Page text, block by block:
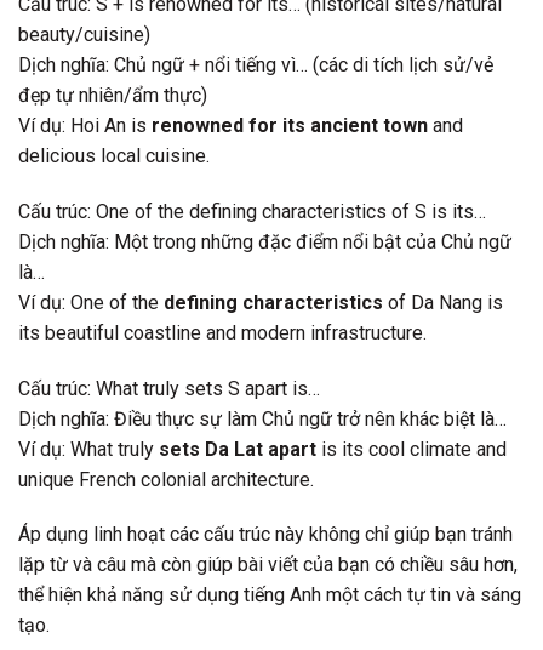
beauty/cuisine)
Dịch nghĩa: Chủ ngữ + nổi tiếng vì… (các di tích lịch sử/vẻ
đẹp tự nhiên/ẩm thực)
Ví dụ: Hoi An is renowned for its ancient town and
delicious local cuisine.
Cấu trúc: One of the defining characteristics of S is its…
Dịch nghĩa: Một trong những đặc điểm nổi bật của Chủ ngữ
là…
Ví dụ: One of the defining characteristics of Da Nang is
its beautiful coastline and modern infrastructure.
Cấu trúc: What truly sets S apart is…
Dịch nghĩa: Điều thực sự làm Chủ ngữ trở nên khác biệt là…
Ví dụ: What truly sets Da Lat apart is its cool climate and
unique French colonial architecture.
Áp dụng linh hoạt các cấu trúc này không chỉ giúp bạn tránh
lặp từ và câu mà còn giúp bài viết của bạn có chiều sâu hơn,
thể hiện khả năng sử dụng tiếng Anh một cách tự tin và sáng
tạo.